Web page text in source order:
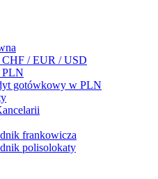
/ EUR / USD
gotówkowy w PLN
frankowicza
polisolokaty